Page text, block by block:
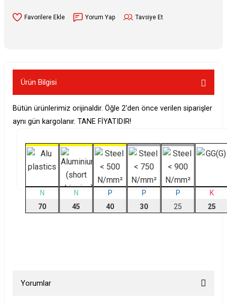
Yorum Yap Tavsiye Et
Ürün Bilgisi
Bütün ürünlerimiz orijinaldir. Öğle 2'den önce verilen siparişler
aynı gün kargolanır. TANE FİYATIDIR!
N
70
N
45
P
40
P
30
P
25
K
25
Yorumlar